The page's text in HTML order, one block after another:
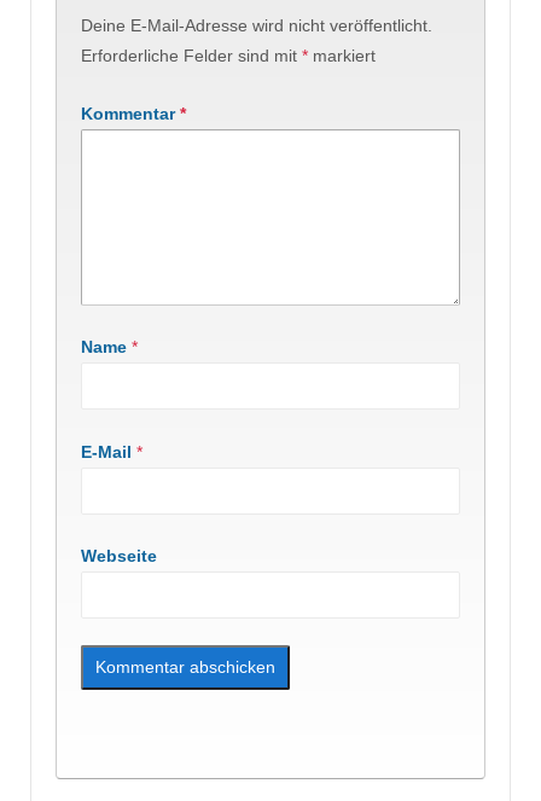
Deine E-Mail-Adresse wird nicht veröffentlicht.
Erforderliche Felder sind mit * markiert
Kommentar*
Name *
E-Mail *
Webseite